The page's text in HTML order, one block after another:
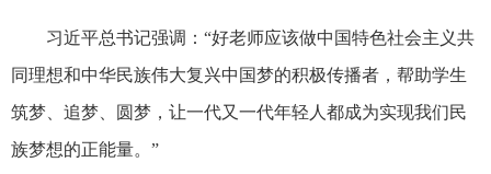
习近平总书记强调：“好老师应该做中国特色社会主义共
同理想和中华民族伟大复兴中国梦的积极传播者，帮助学生
筑梦、追梦、圆梦，让一代又一代年轻人都成为实现我们民
族梦想的正能量。”